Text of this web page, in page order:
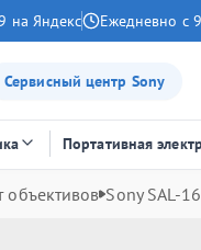
на Яндекс Ежедневно с
Сервисный центр Sony
Портативная
объективов Sony SAL-